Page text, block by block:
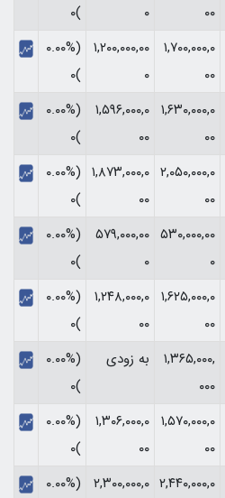
۰۰
۰
)۰
۱,۷۰۰,۰۰۰,۰
۰۰
۱,۲۰۰,۰۰۰,۰۰
۰
(۰.۰۰%
)۰
۱,۶۳۰,۰۰۰,۰
۰۰
۱,۵۹۶,۰۰۰,۰
۰۰
(۰.۰۰%
)۰
۲,۰۵۰,۰۰۰,۰
۰۰
۱,۸۷۳,۰۰۰,۰
۰۰
(۰.۰۰%
)۰
۵۳۰,۰۰۰,۰۰
۰
۵۷۹,۰۰۰,۰۰
۰
(۰.۰۰%
)۰
۱,۶۲۵,۰۰۰,۰
۰۰
۱,۲۴۸,۰۰۰,۰
۰۰
(۰.۰۰%
)۰
۱,۳۶۵,۰۰۰,
۰۰۰
به زودی
(۰.۰۰%
)۰
۱,۵۷۰,۰۰۰,۰
۰۰
۱,۳۰۶,۰۰۰,۰
۰۰
(۰.۰۰%
)۰
۲,۴۴۰,۰۰۰,۰ ۲,۳۰۰,۰۰۰,۰
(۰.۰۰%